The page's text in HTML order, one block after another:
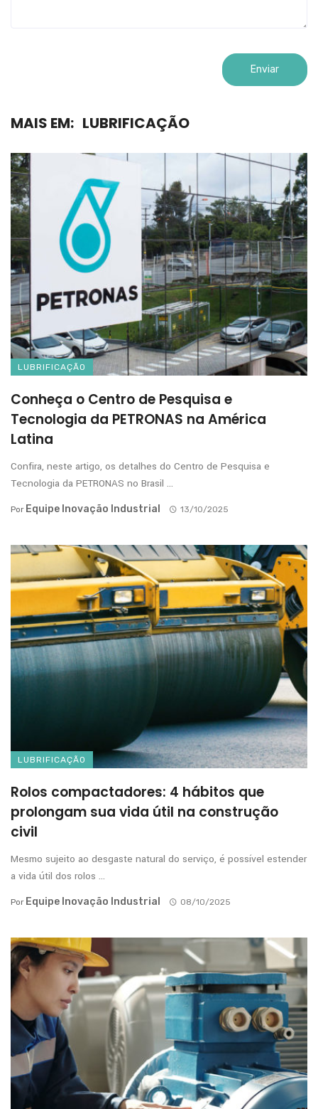
MAIS EM: LUBRIFICAÇÃO
LUBRIFICAÇÃO
Conheça o Centro de Pesquisa e
Tecnologia da PETRONAS na América
Latina
Confira, neste artigo, os detalhes do Centro de Pesquisa e
Tecnologia da PETRONAS no Brasil ...
Por Equipe Inovação Industrial 13/10/2025
LUBRIFICAÇÃO
Rolos compactadores: 4 hábitos que
prolongam sua vida útil na construção
civil
Mesmo sujeito ao desgaste natural do serviço, é possível estender
a vida útil dos rolos ...
Por Equipe Inovação Industrial 08/10/2025